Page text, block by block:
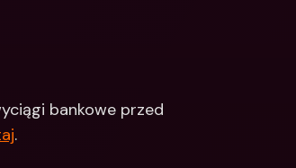
bankowe przed
.